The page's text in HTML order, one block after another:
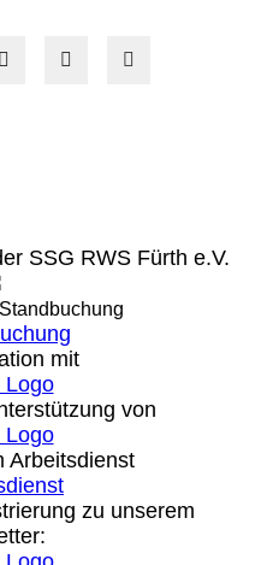
SSG RWS Fürth e.V.
mit
von
Arbeitsdienst
zu unserem